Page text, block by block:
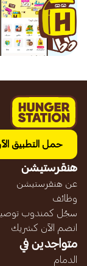
حمل التطبيق
هنقرستيشن
عن هنقرستيشن
وظائف
سجّل كمندوب
انضم الآن كشريك
متواجدين في
الدمام